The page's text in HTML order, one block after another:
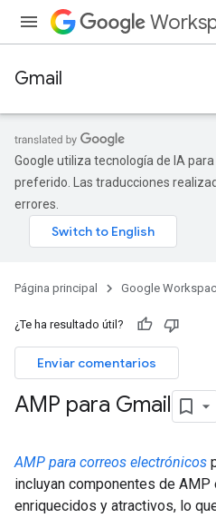
Gmail
Google utiliza tecnología de IA
preferido. Las traducciones
errores.
Página principal Google
¿Te ha resultado útil?
Enviar comentarios
AMP para Gmail
AMP para correos electrónicos
incluyan componentes de
enriquecidos y atractivos, lo